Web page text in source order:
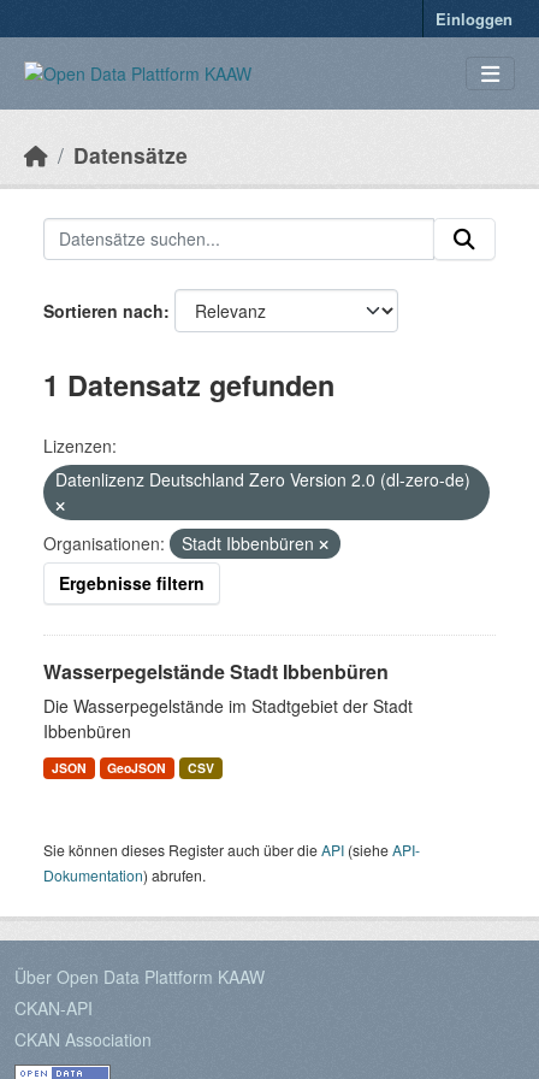
Einloggen
Datensätze
Sortieren nach
1 Datensatz gefunden
Lizenzen:
Datenlizenz Deutschland Zero Version 2.0 (dl-zero-de)
Organisationen:
Stadt Ibbenbüren
Ergebnisse filtern
Wasserpegelstände Stadt Ibbenbüren
Die Wasserpegelstände im Stadtgebiet der Stadt
Ibbenbüren
JSON GeoJSON CSV
Sie können dieses Register auch über dieAPI (sieheAPI-
Dokumentation) abrufen.
Über Open Data Plattform KAAW
CKAN-API
CKAN Association